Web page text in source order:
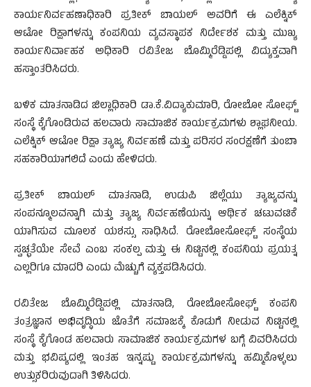
ಕಾರ್ಯನಿರ್ವಹಣಾಧಿಕಾರಿ ಪ್ರತೀಕ್ ಬಾಯಲ್ ಅವರಿಗೆ ಈ ಎಲೆಕ್ನಿಕ್
ಆಟೋ ರಿಕ್ಷಾಗಳನ್ನು ಕಂಪನಿಯ ವ್ಯವಸ್ಥಾಪಕ ನಿರ್ದೇಶಕ ಮತ್ತು ಮುಖ್ಯ
ಕಾರ್ಯನಿರ್ವಾಹಕ ಅಧಿಕಾರಿ ರವಿತೇಜ ಬೊಮ್ಮಿರೆಡ್ಡಿಪಲ್ಲಿ ವಿದ್ಯುಕ್ತವಾಗಿ
ಹಸ್ತಾಂತರಿಸಿದರು.
ಬಳಿಕ ಮಾತನಾಡಿದ ಜಿಲ್ಲಾಧಿಕಾರಿ ಡಾ.ಕೆ.ವಿದ್ಯಾಕುಮಾರಿ, ರೋಬೋ ಸೋಫ್ಟ್
ಸಂಸ್ಥೆ ಕೈಗೊಂಡಿರುವ ಹಲವಾರು ಸಾಮಾಜಿಕ ಕಾರ್ಯಕ್ರಮಗಳು ಶ್ಲಾಘನೀಯ.
ಎಲೆಕ್ನಿಕ್ ಆಟೋ ರಿಕ್ಷಾ ತ್ಯಾಜ್ಯ ನಿರ್ವಹಣೆ ಮತ್ತು ಪರಿಸರ ಸಂರಕ್ಷಣೆಗೆ ತುಂಬಾ
ಸಹಕಾರಿಯಾಗಲಿದೆ ಎಂದು ಹೇಳಿದರು.
ಪ್ರತೀಕ್ ಬಾಯಲ್ ಮಾತನಾಡಿ, ಉಡುಪಿ ಜಿಲ್ಲೆಯು ತ್ಯಾಜ್ಯವನ್ನು
ಸಂಪನ್ಮೂಲವನ್ನಾಗಿ ಮತ್ತು ತ್ಯಾಜ್ಯ ನಿರ್ವಹಣೆಯನ್ನು ಆರ್ಥಿಕ ಚಟುವಟಿಕೆ
ಯಾಗಿಸುವ ಮೂಲಕ ಯಶಸ್ಸು ಸಾಧಿಸಿದೆ. ರೋಬೋಸೋಫ್ಟ್ ಸಂಸ್ಥೆಯ
ಸ್ವಚ್ಛತೆಯೇ ಸೇವೆ ಎಂಬ ಸಂಕಲ್ಪ ಮತ್ತು ಈ ನಿಟ್ಟಿನಲ್ಲಿ ಕಂಪನಿಯ ಪ್ರಯತ್ನ
ಎಲ್ಲರಿಗೂ ಮಾದರಿ ಎಂದು ಮೆಚ್ಚುಗೆ ವ್ಯಕ್ತಪಡಿಸಿದರು.
ರವಿತೇಜ ಬೊಮ್ಮಿರೆಡ್ಡಿಪಲ್ಲಿ ಮಾತನಾಡಿ, ರೋಬೋಸೋಫ್ಟ್ ಕಂಪನಿ
ತಂತ್ರಜ್ಞಾನ ಅಭಿವೃದ್ಧಿಯ ಜೊತೆಗೆ ಸಮಾಜಕ್ಕೆ ಕೊಡುಗೆ ನೀಡುವ ನಿಟ್ಟಿನಲ್ಲಿ
ಸಂಸ್ಥೆ ಕೈಗೊಂಡ ಹಲವಾರು ಸಾಮಾಜಿಕ ಕಾರ್ಯಕ್ರಮಗಳ ಬಗ್ಗೆ ವಿವರಿಸಿದರು
ಮತ್ತು ಭವಿಷ್ಯದಲ್ಲಿ ಇಂತಹ ಇನ್ನಷ್ಟು ಕಾರ್ಯಕ್ರಮಗಳನ್ನು ಹಮ್ಮಿಕೊಳ್ಳಲು
ಉತ್ಸುಕರಿರುವುದಾಗಿ ತಿಳಿಸಿದರು.